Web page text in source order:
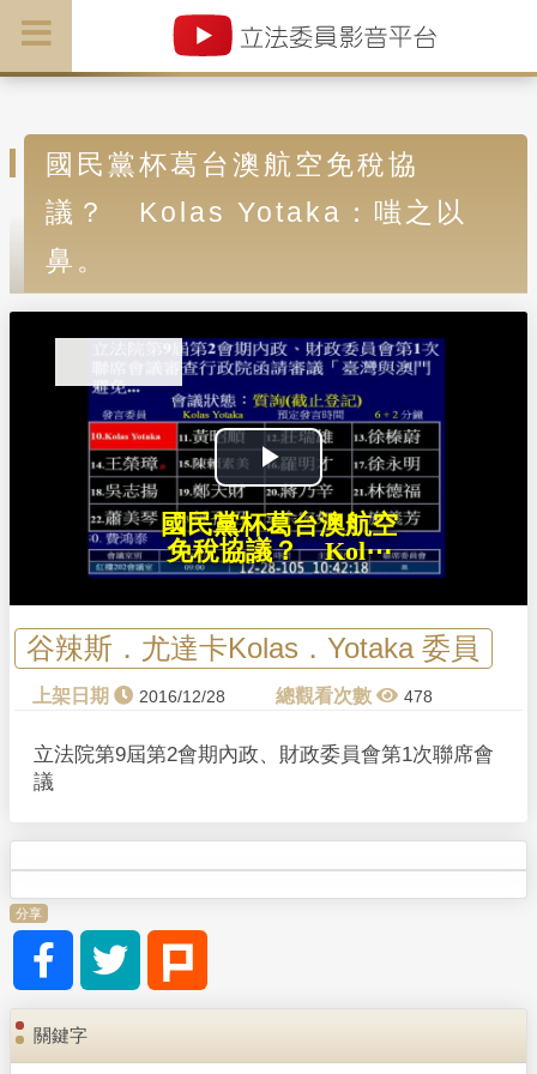
國民黨杯葛台澳航空免稅協
議？ Kolas Yotaka：嗤之以
鼻。
P
l
a
y
V
e
國民黨杯葛台澳航空
免稅協議？ Kol⋯
谷辣斯．尤達卡Kolas．Yotaka 委員
2016/12/28 478
立法院第9屆第2會期內政、財政委員會第1次聯席會
議
分享
關鍵字